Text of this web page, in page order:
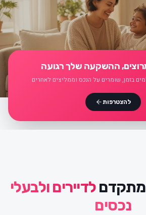
ההשקעה שלך רגועה
בזמן, שומרים על הנכס וממליצים לאחרים
להצטרפות
מתקדםלדיירים ולבעלי
נכסים